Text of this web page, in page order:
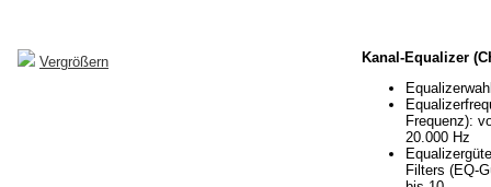
Vergrößern
Kanal-Equalizer
Frequenz):
20.000 Hz
Filters (EQ-